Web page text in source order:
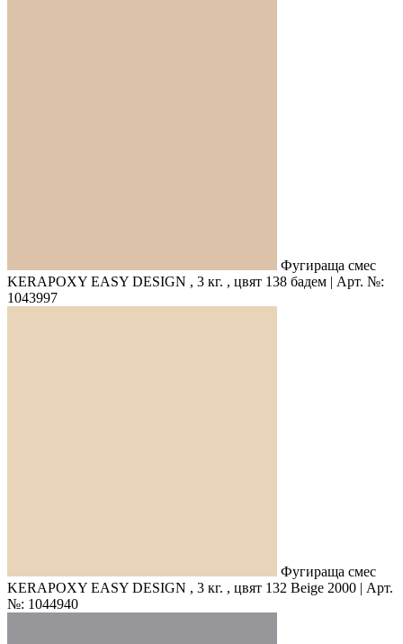
Фугираща смес
KERAPOXY EASY DESIGN , 3 кг. , цвят 138 бадем | Арт. №:
1043997
Фугираща смес
KERAPOXY EASY DESIGN , 3 кг. , цвят 132 Beige 2000 | Арт.
№: 1044940